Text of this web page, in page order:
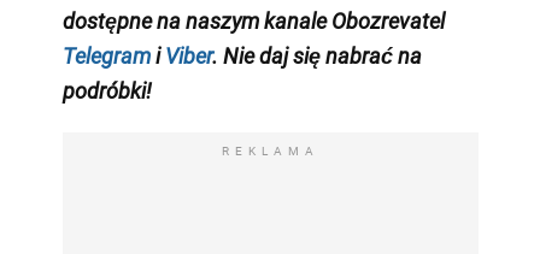
dostępne na naszym kanale Obozrevatel
TelegramiViber. Nie daj się nabrać na
podróbki!
REKLAMA